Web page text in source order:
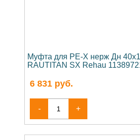
Муфта для PE-X нерж Дн
RAUTITAN SX Rehau
6 831 руб.
- +